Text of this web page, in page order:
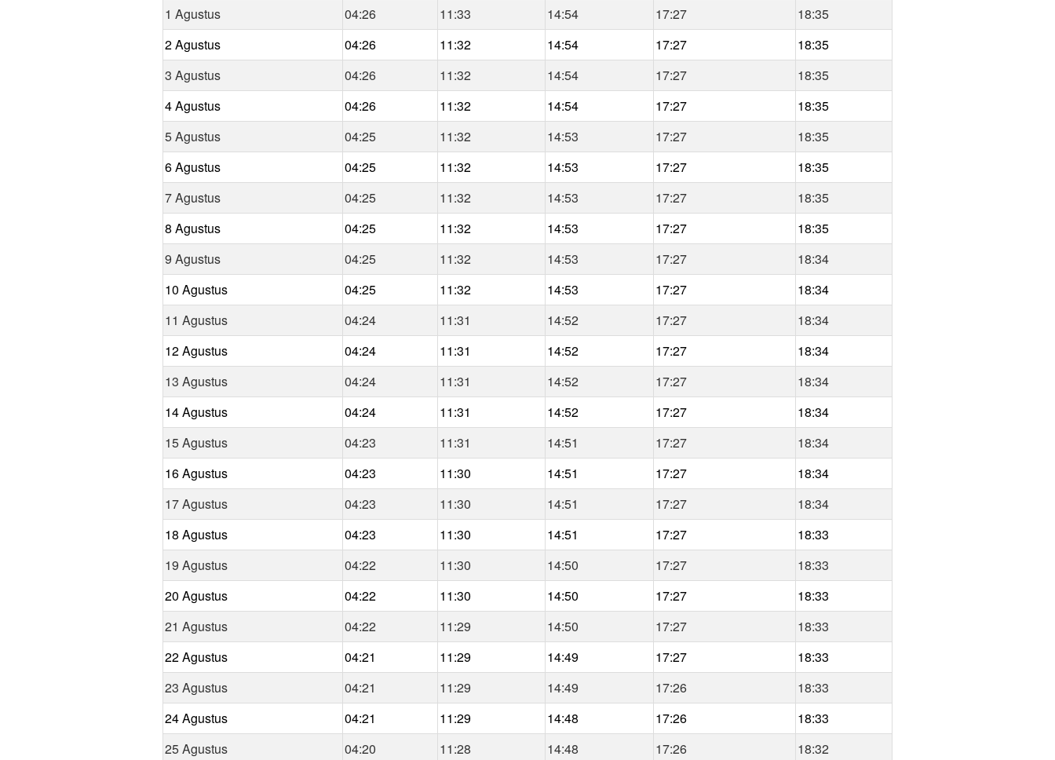
1 Agustus
04:26 11:33 14:54 17:27
18:35
2 Agustus
04:26 11:32 14:54 17:27
18:35
3 Agustus
04:26 11:32 14:54 17:27
18:35
4 Agustus
04:26 11:32 14:54 17:27
18:35
5 Agustus
04:25 11:32 14:53 17:27
18:35
6 Agustus
04:25 11:32 14:53 17:27
18:35
7 Agustus
04:25 11:32 14:53 17:27
18:35
8 Agustus
04:25 11:32 14:53 17:27
18:35
9 Agustus
04:25 11:32 14:53 17:27
18:34
10 Agustus
04:25 11:32 14:53 17:27
18:34
11 Agustus
04:24 11:31 14:52 17:27
18:34
12 Agustus
04:24 11:31 14:52 17:27
18:34
13 Agustus
04:24 11:31 14:52 17:27
18:34
14 Agustus
04:24 11:31 14:52 17:27
18:34
15 Agustus
04:23 11:31 14:51 17:27
18:34
16 Agustus
04:23 11:30 14:51 17:27
18:34
17 Agustus
04:23 11:30 14:51 17:27
18:34
18 Agustus
04:23 11:30 14:51 17:27
18:33
19 Agustus
04:22 11:30 14:50 17:27
18:33
20 Agustus
04:22 11:30 14:50 17:27
18:33
21 Agustus
04:22 11:29 14:50 17:27
18:33
22 Agustus
04:21 11:29 14:49 17:27
18:33
23 Agustus
04:21 11:29 14:49 17:26
18:33
24 Agustus
04:21 11:29 14:48 17:26
18:33
25 Agustus
04:20 11:28 14:48 17:26
18:32